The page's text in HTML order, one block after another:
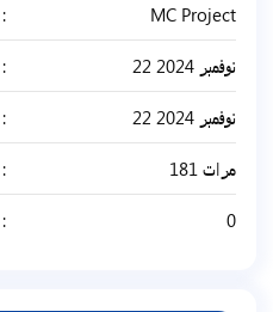
MC Project
22 نوفمبر 2024
22 نوفمبر 2024
181 مرات
0